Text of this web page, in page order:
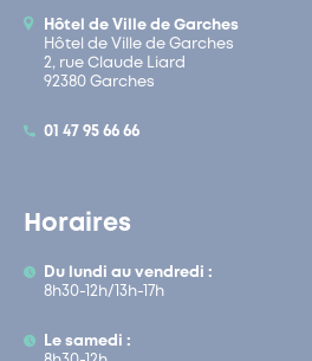
Hôtel de Ville de Garches
Hôtel de Ville de Garches
2, rue Claude Liard
92380 Garches
01 47 95 66 66
Horaires
Du lundi au vendredi :
8h30-12h/13h-17h
Le samedi :